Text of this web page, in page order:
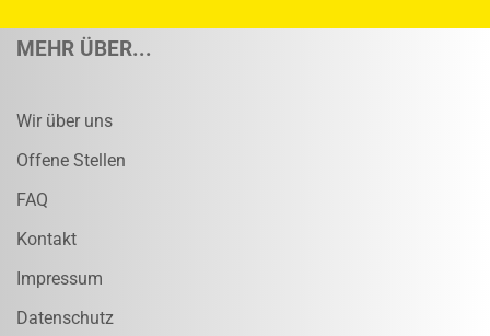
MEHR ÜBER...
Wir über uns
Offene Stellen
FAQ
Kontakt
Impressum
Datenschutz